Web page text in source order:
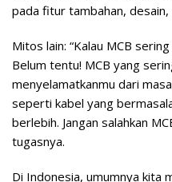
pada fitur tambahan,
Mitos lain: “Kalau MCB
Belum tentu! MCB yang
menyelamatkanmu dari
seperti kabel yang
berlebih. Jangan salahkan
tugasnya.
Di Indonesia, umumnya kita